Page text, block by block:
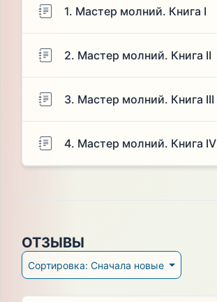
1. Мастер молний. Книга I
2. Мастер молний. Книга II
3. Мастер молний. Книга III
4. Мастер молний. Книга IV
ОТЗЫВЫ
Сортировка: Сначала новые